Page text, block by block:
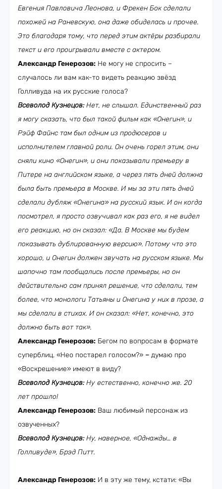
Евгения Павловича Леонова, и Фрекен Бок сделали
похожей на Раневскую, она даже обиделась и прочее.
Это благодаря тому, что перед этим актёры разбирали
текст и его проигрывали вместе с актером.
Александр Генерозов: Не могу не спросить –
случалось ли вам как-то видеть реакцию звёзд
Голливуда на их русские голоса?
Всеволод Кузнецов:Нет, не слышал. Единственный раз
я могу сказать, что был такой фильм как «Онегин», и
Рэйф Файнс там был одним из продюсеров и
исполнителем главной роли. Он очень горел этим, они
сняли кино «Онегин», и они показывали премьеру в
Питере на английском языке, а через пять дней должна
была быть премьера в Москве. И мы за эти пять дней
сделали дубляж «Онегина» на русский язык. И он когда
посмотрел, я просто озвучивал как раз его, я не видел
его реакцию, но он сказал: «Да. В Москве мы будем
показывать дублированную версию». Потому что это
хорошо, и Онегин должен звучать на русском языке. Мы
шапочно там пообщались после премьеры, но он
действительно сам принял решение, что сделали, тем
более, что монологи Татьяны и Онегина у них в прозе, а
мы сделали в стихах. И он сказал: «Нет, конечно, это
должно быть вот так».
Александр Генерозов: Бегом по вопросам в формате
суперблиц. «Нео постарел голосом?» – думаю про
«Воскрешение» имеют в виду?
Всеволод Кузнецов:Ну естественно, конечно же. 20
лет прошло!
Александр Генерозов: Ваш любимый персонаж из
озвученных?
Всеволод Кузнецов:Ну, наверное, «Однажды… в
Голливуде», Брэд Питт.
Александр Генерозов: И в эту же тему, кстати: «Вы